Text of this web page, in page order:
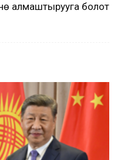
алмаштырууга болот